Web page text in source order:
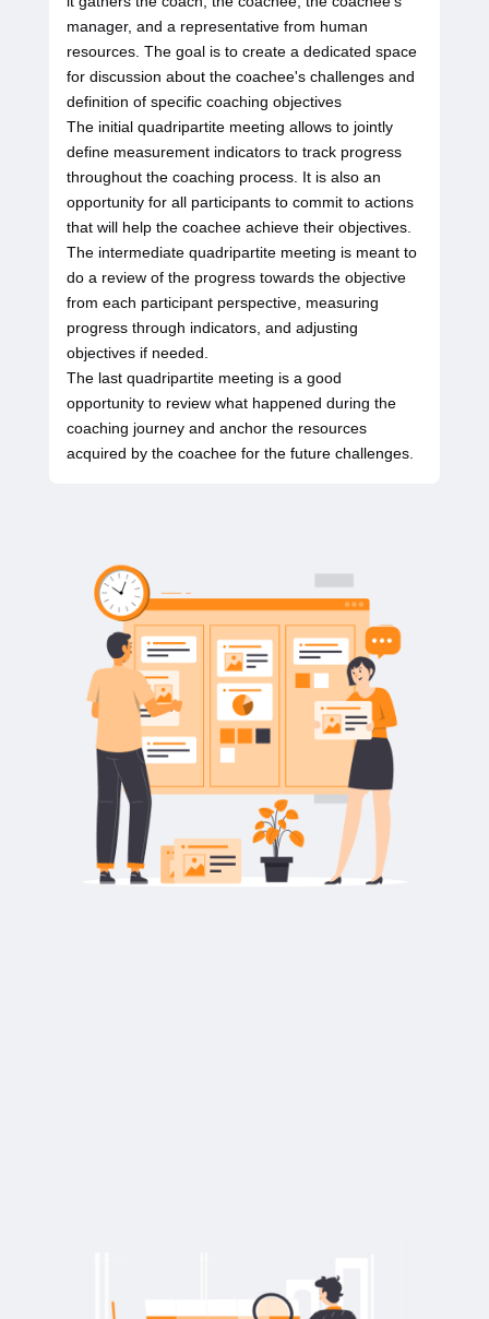
manager, and a representative from human
resources. The goal is to create a dedicated space
for discussion about the coachee's challenges and
definition of specific coaching objectives
The initial quadripartite meeting allows to jointly
define measurement indicators to track progress
throughout the coaching process. It is also an
opportunity for all participants to commit to actions
that will help the coachee achieve their objectives.
The intermediate quadripartite meeting is meant to
do a review of the progress towards the objective
from each participant perspective, measuring
progress through indicators, and adjusting
objectives if needed.
The last quadripartite meeting is a good
opportunity to review what happened during the
coaching journey and anchor the resources
acquired by the coachee for the future challenges.